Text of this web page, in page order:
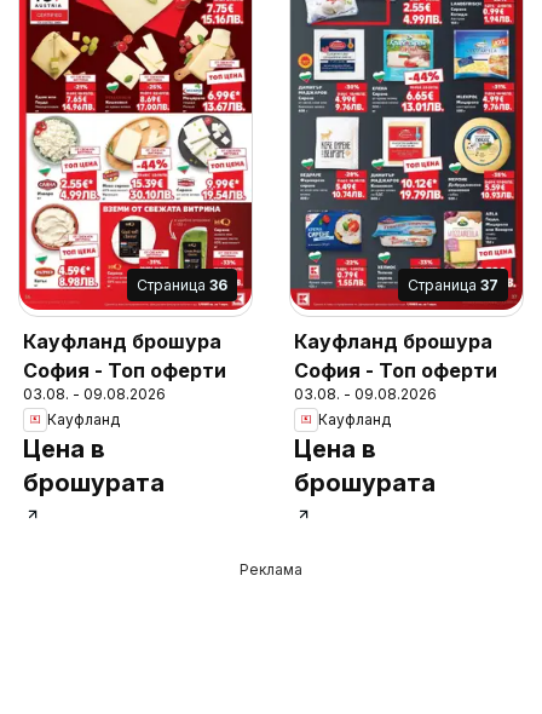
Cтраница 36
Кауфланд брошура
София - Топ оферти
03.08. - 09.08.2026
Кауфланд
Цена в
брошурата
Cтраница 37
Кауфланд брошура
София - Топ оферти
03.08. - 09.08.2026
Кауфланд
Цена в
брошурата
Реклама